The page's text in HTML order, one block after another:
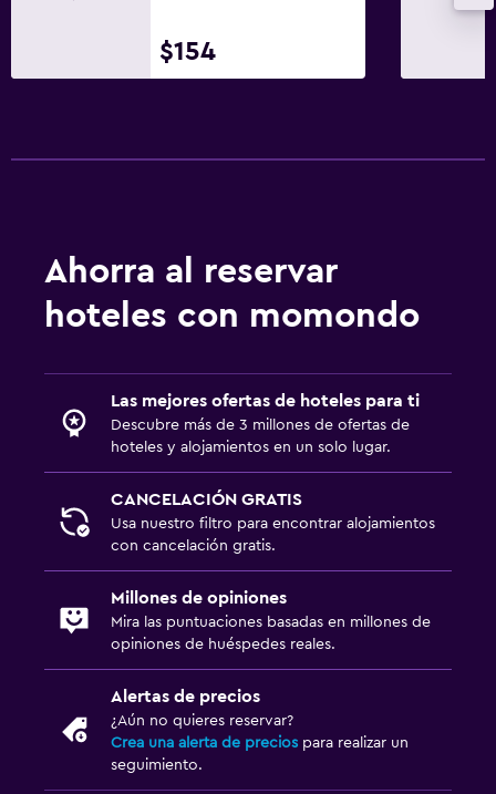
$154
Ahorra al reservar
hoteles con momondo
Las mejores ofertas de hoteles para ti
Descubre más de 3 millones de ofertas de
hoteles y alojamientos en un solo lugar.
CANCELACIÓN GRATIS
Usa nuestro filtro para encontrar alojamientos
con cancelación gratis.
Millones de opiniones
Mira las puntuaciones basadas en millones de
opiniones de huéspedes reales.
Alertas de precios
¿Aún no quieres reservar?
Crea una alerta de precios para realizar un
seguimiento.